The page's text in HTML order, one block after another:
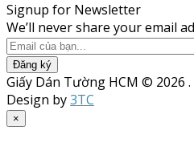
Signup for Newsletter
We’ll never share your email
Đăng ký
Giấy Dán Tường HCM © 2026 .
Design by3TC
×